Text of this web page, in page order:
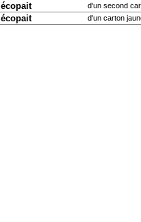
écopait d'un second
écopait d'un carton